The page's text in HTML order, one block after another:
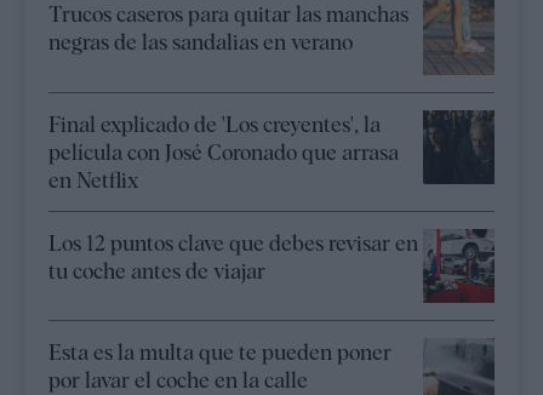
Trucos caseros para quitar las manchas
negras de las sandalias en verano
Final explicado de 'Los creyentes', la
película con José Coronado que arrasa
en Netflix
Los 12 puntos clave que debes revisar en
tu coche antes de viajar
Esta es la multa que te pueden poner
por lavar el coche en la calle